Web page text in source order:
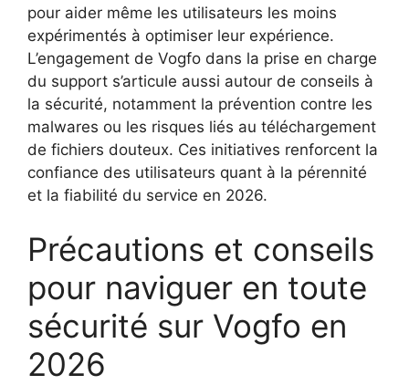
pour aider même les utilisateurs les moins
expérimentés à optimiser leur expérience.
L’engagement de Vogfo dans la prise en charge
du support s’articule aussi autour de conseils à
la sécurité, notamment la prévention contre les
malwares ou les risques liés au téléchargement
de fichiers douteux. Ces initiatives renforcent la
confiance des utilisateurs quant à la pérennité
et la fiabilité du service en 2026.
Précautions et conseils
pour naviguer en toute
sécurité sur Vogfo en
2026